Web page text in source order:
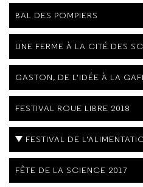
BAL DES POMPIERS
UNE FERME À LA CITÉ DES
GASTON, DE L'IDÉE À LA
FESTIVAL ROUE LIBRE 2018
FESTIVAL DE
FÊTE DE LA SCIENCE 2017